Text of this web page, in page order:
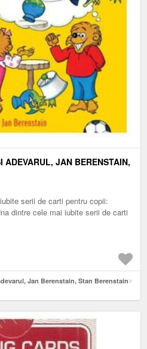
ADEVARUL, JAN BERENSTAIN,
serii de carti pentru copii:
dintre cele mai iubite serii de carti
Jan Berenstain, Stan Berenstain